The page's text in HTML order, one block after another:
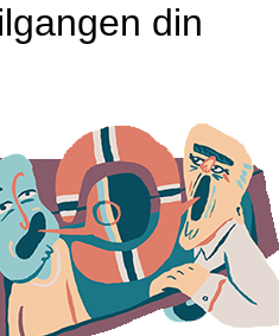
din